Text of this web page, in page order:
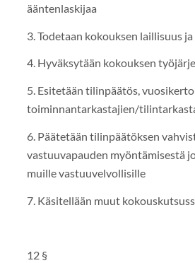
ääntenlaskijaa
3. Todetaan kokouksen laillisuus
4. Hyväksytään kokouksen
5. Esitetään tilinpäätös,
toiminnantarkastajien/
6. Päätetään tilinpäätöksen
vastuuvapauden myöntämisestä
muille vastuuvelvollisille
7. Käsitellään muut
12 §